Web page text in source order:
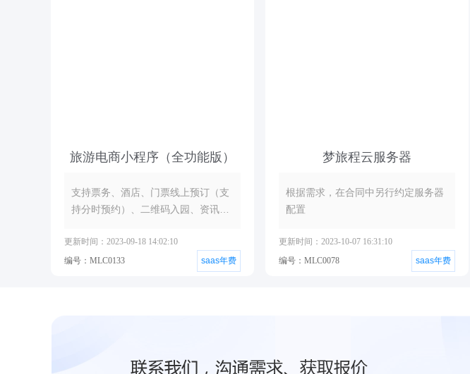
旅游电商小程序（全功能版）
支持票务、酒店、门票线上预订（支
持分时预约）、二维码入园、资讯发
更新时间：2023-09-18 14:02:10
编号：MLC0133
saas年费
梦旅程云服务器
根据需求，在合同中另行约定服务器
配置
更新时间：2023-10-07 16:31:10
编号：MLC0078
saas年费